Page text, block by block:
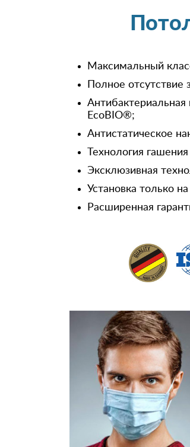
Максимальный
Полное отсутствие
Антибактериальная
EcoBIO®;
Антистатическое
Технология
Эксклюзивная
Установка только
Расширенная